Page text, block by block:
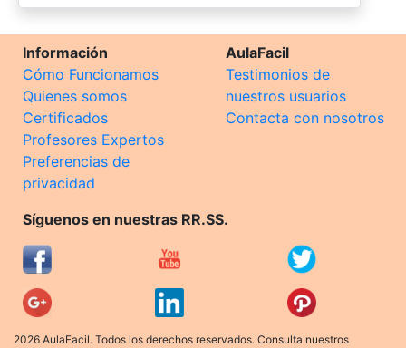
Información
Cómo Funcionamos
Quienes somos
Certificados
Profesores Expertos
Preferencias de
privacidad
AulaFacil
Testimonios de
nuestros usuarios
Contacta con nosotros
Síguenos en nuestras RR.SS.
2026 AulaFacil. Todos los derechos reservados. Consulta nuestros